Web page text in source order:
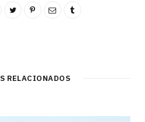
RELACIONADOS